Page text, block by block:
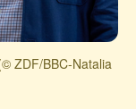
ZDF/BBC-Natalia